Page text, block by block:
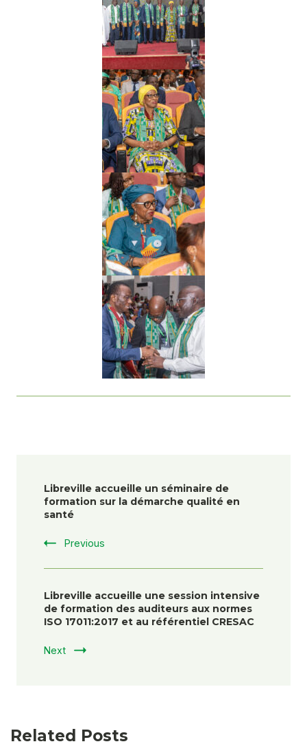
Libreville accueille un séminaire de
formation sur la démarche qualité en
santé
Previous
Libreville accueille une session intensive
de formation des auditeurs aux normes
ISO 17011:2017 et au référentiel CRESAC
Next
Related Posts